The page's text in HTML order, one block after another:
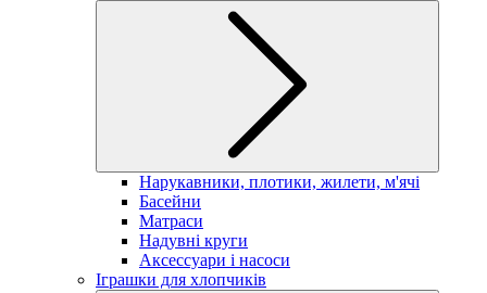
Нарукавники, плотики, жилети, м'ячі
Басейни
Матраси
Надувні круги
Аксессуари і насоси
Іграшки для хлопчиків